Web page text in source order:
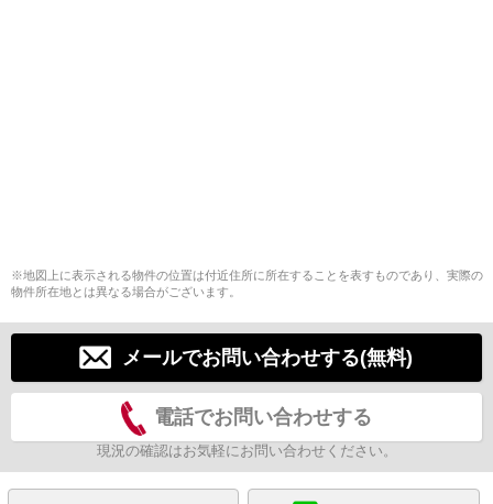
※地図上に表示される物件の位置は付近住所に所在することを表すものであり、実際の
物件所在地とは異なる場合がございます。
メールでお問い合わせする(無料)
電話でお問い合わせする
現況の確認はお気軽にお問い合わせください。